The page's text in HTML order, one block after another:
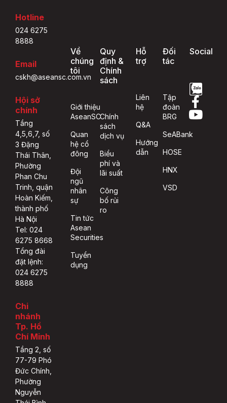
Hotline
024 6275
8888
Email
cskh@aseansc.com.vn
Hội sở
chính
Tầng
4,5,6,7, số
3 Đặng
Thái Thân,
Phường
Phan Chu
Trinh, quận
Hoàn Kiếm,
thành phố
Hà Nội
Tel: 024
6275 8668
Tổng đài
đặt lệnh:
024 6275
8888
Chi
nhánh
Tp. Hồ
Chí Minh
Tầng 2, số
77-79 Phó
Đức Chính,
Phường
Nguyễn
Về
chúng
tôi
Giới thiệu
AseanSC
Quan
hệ cổ
đông
Đội
ngũ
nhân
sự
Tin tức
Asean
Securities
Tuyển
dụng
Quy
định &
Chính
sách
Chính
sách
dịch vụ
Biểu
phí và
lãi suất
Công
bố rủi
ro
Hỗ
trợ
Liên
hệ
Q&A
Hướng
dẫn
Đối
tác
Tập
đoàn
BRG
SeABank
HOSE
HNX
VSD
Social